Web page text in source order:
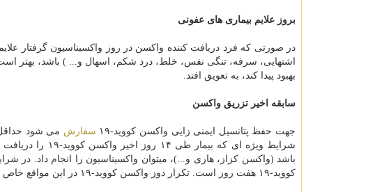
بروز علایم بیماری های عفونی
در صورتی که فرد دریافت کننده واکسن در روز واکسیناسیون گرفتار علایم
اشتهایی، سرفه، تنگی نفس، خلط، درد شکم، اسهال و... ) باشد، بهتر
بهبود پیدا کند، به تعویق افتد.
سابقه اخیر تزریق واکسن
جهت حفظ پتانسیل ایمنی زایی واکسن کووید-۱۹ سفارش
شرایط ویژه ای
باشد (واکسن کزاز، هاری و...)، میتوان واکسیناسیون را انجام داد. در
کووید-۱۹ هفت روز است. تکرار دوز واکسن کووید-۱۹ در این مواقع خاص سفارش نمی گردد.